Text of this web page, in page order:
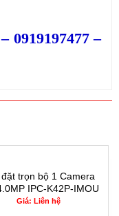
–
trọn bộ 1 Camera
IPC-K42P-IMOU
Giá: Liên hệ